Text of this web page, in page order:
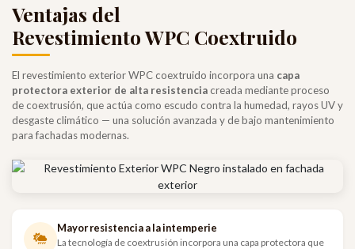
Ventajas del
Revestimiento WPC Coextruido
El revestimiento exterior WPC coextruido incorpora una capa
protectora exterior de alta resistenciacreada mediante proceso
de coextrusión, que actúa como escudo contra la humedad, rayos UV y
desgaste climático — una solución avanzada y de bajo mantenimiento
para fachadas modernas.
Mayor resistencia a la intemperie
La tecnología de coextrusión incorpora una capa protectora que